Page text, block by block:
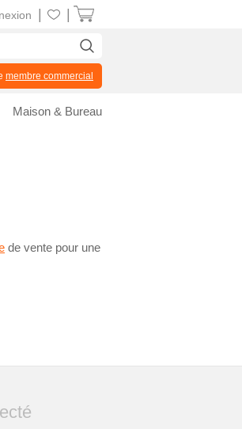
de vente pour une
membre commercial
Maison & Bureau